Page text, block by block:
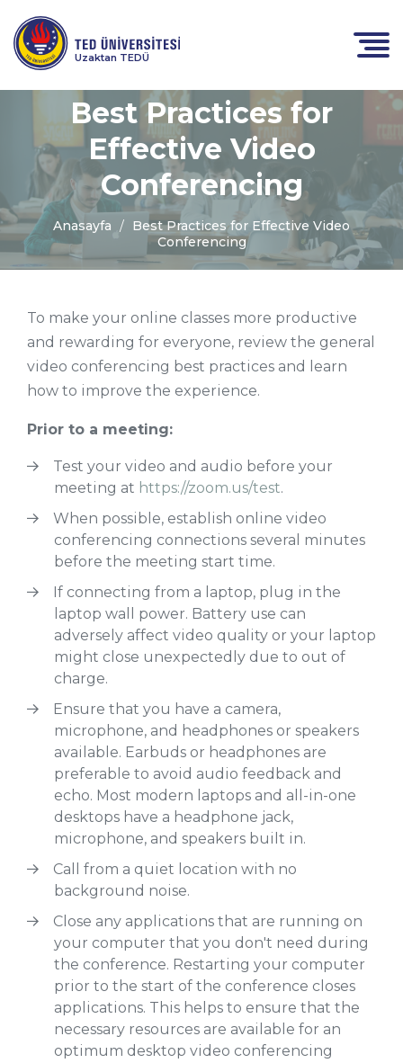
Uzaktan TEDÜ
Best Practices for
Effective Video
Conferencing
Anasayfa
Best Practices for Effective Video
Conferencing
To make your online classes more productive
and rewarding for everyone, review the general
video conferencing best practices and learn
how to improve the experience.
Prior to a meeting:
Test your video and audio before your
meeting at https://zoom.us/test.
When possible, establish online video
conferencing connections several minutes
before the meeting start time.
If connecting from a laptop, plug in the
laptop wall power. Battery use can
adversely affect video quality or your laptop
might close unexpectedly due to out of
charge.
Ensure that you have a camera,
microphone, and headphones or speakers
available. Earbuds or headphones are
preferable to avoid audio feedback and
echo. Most modern laptops and all-in-one
desktops have a headphone jack,
microphone, and speakers built in.
Call from a quiet location with no
background noise.
Close any applications that are running on
your computer that you don't need during
the conference. Restarting your computer
prior to the start of the conference closes
applications. This helps to ensure that the
necessary resources are available for an
optimum desktop video conferencing